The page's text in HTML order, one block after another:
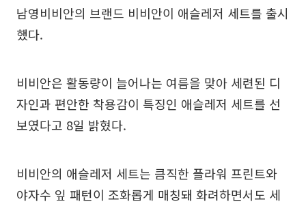
남영비비안의 브랜드 비비안이 애슬레저 세트를 출시
했다.
비비안은 활동량이 늘어나는 여름을 맞아 세련된 디
자인과 편안한 착용감이 특징인 애슬레저 세트를 선
보였다고 8일 밝혔다.
비비안의 애슬레저 세트는 큼직한 플라워 프린트와
야자수 잎 패턴이 조화롭게 매칭돼 화려하면서도 세